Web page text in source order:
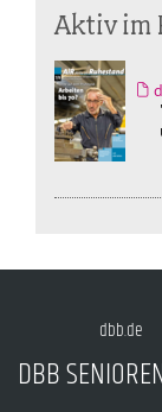
Aktiv im
dbb.de
DBB